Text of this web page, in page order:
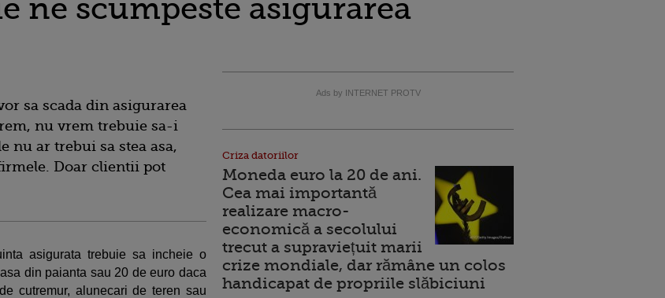
ne scumpeste asigurarea
sa scada din asigurarea
nu vrem trebuie sa-i
nu ar trebui sa stea asa,
Doar clientii pot
asigurata trebuie sa incheie o
din paianta sau 20 de euro daca
cutremur, alunecari de teren sau
Ads by INTERNET PROTV
Criza datoriilor
Moneda euro la 20 de ani.
Cea mai importantă
realizare macro-
economică a secolului
trecut a supraviețuit marii
crize mondiale, dar rămâne un colos
handicapat de propriile slăbiciuni